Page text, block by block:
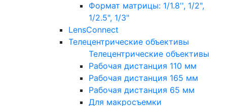
Формат матрицы: 1/1.8'', 1/2",
1/2.5", 1/3"
LensConnect
Телецентрические объективы
Телецентрические объективы
Рабочая дистанция 110 мм
Рабочая дистанция 165 мм
Рабочая дистанция 65 мм
Для макросъемки